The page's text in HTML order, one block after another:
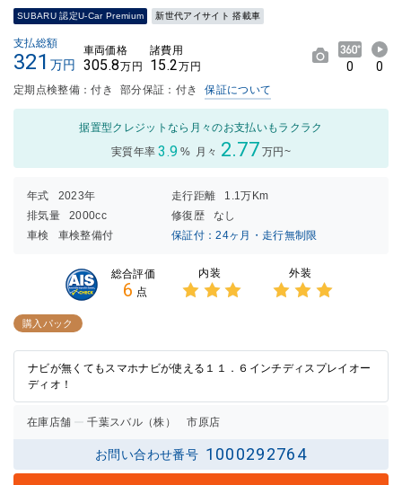
SUBARU 認定U-Car Premium 新世代アイサイト 搭載車
支払総額
321 万円
車両価格
305.8万円
諸費用
15.2万円 0 0
定期点検整備：付き 部分保証：付き 保証について
据置型クレジットなら月々のお支払いもラクラク
実質年率 3.9 % 月々 2.77 万円~
年式 2023年 走行距離
1.1万Km
排気量
2000cc 修復歴
なし
車検
車検整備付 保証付：24ヶ月・走行無制限
総合評価
6 点
内装 外装
購入パック
ナビが無くてもスマホナビが使える１１．６インチディスプレイオー
ディオ！
在庫店舗 千葉スバル（株） 市原店
お問い合わせ番号 1000292764